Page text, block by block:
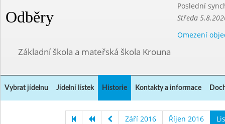
Odběry
Poslední
Středa
Omezení
Základní škola a mateřská škola Krouna
Vybrat jídelnu Jídelní lístek Historie Kontakty a informace
Září 2016 Říjen 2016